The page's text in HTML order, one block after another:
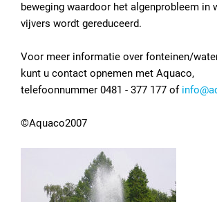
beweging waardoor het algenprobleem in
vijvers wordt gereduceerd.
Voor meer informatie over fonteinen/
kunt u contact opnemen met Aquaco,
telefoonnummer 0481 - 377 177 of
©Aquaco2007